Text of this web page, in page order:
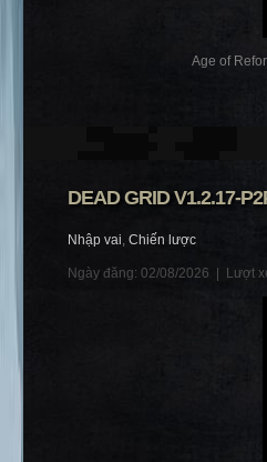
Age of
DEAD GRID V1.2.17-
Nhập vai, Chiến lược
Ngày đăng: 02/08/2026 | Lượt